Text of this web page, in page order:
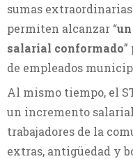
sumas
permiten alcanzar “
salarial conformado
de empleados
Al mismo tiempo, el
un incremento salarial
trabajadores de la
extras, antigüedad y